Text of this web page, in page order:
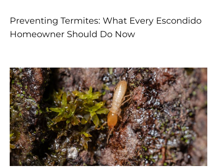
Preventing Termites: What Every Escondido
Homeowner Should Do Now